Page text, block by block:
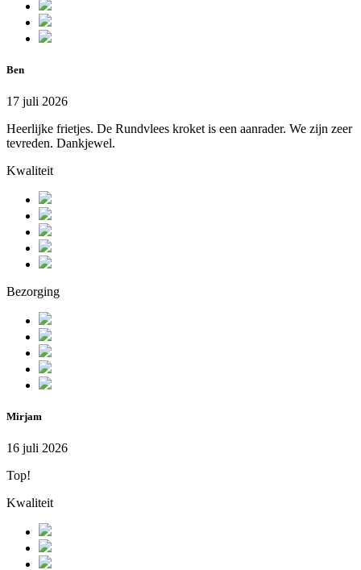
Ben
17 juli 2026
Heerlijke frietjes. De Rundvlees kroket is een aanrader. We zijn zeer
tevreden. Dankjewel.
Kwaliteit
Bezorging
Mirjam
16 juli 2026
Top!
Kwaliteit